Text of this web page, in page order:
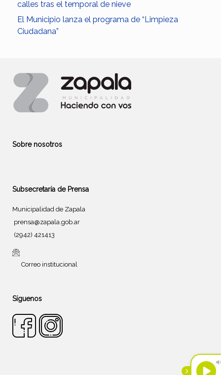
calles tras el temporal de nieve
El Municipio lanza el programa de “Limpieza
Ciudadana”
Sobre nosotros
Subsecretaría de Prensa
Municipalidad de Zapala
prensa@zapala.gob.ar
(2942) 421413
Correo institucional
Síguenos